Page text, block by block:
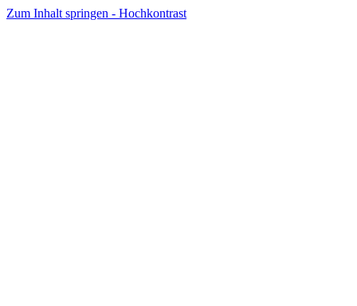
Zum Inhalt springen - Hochkontrast